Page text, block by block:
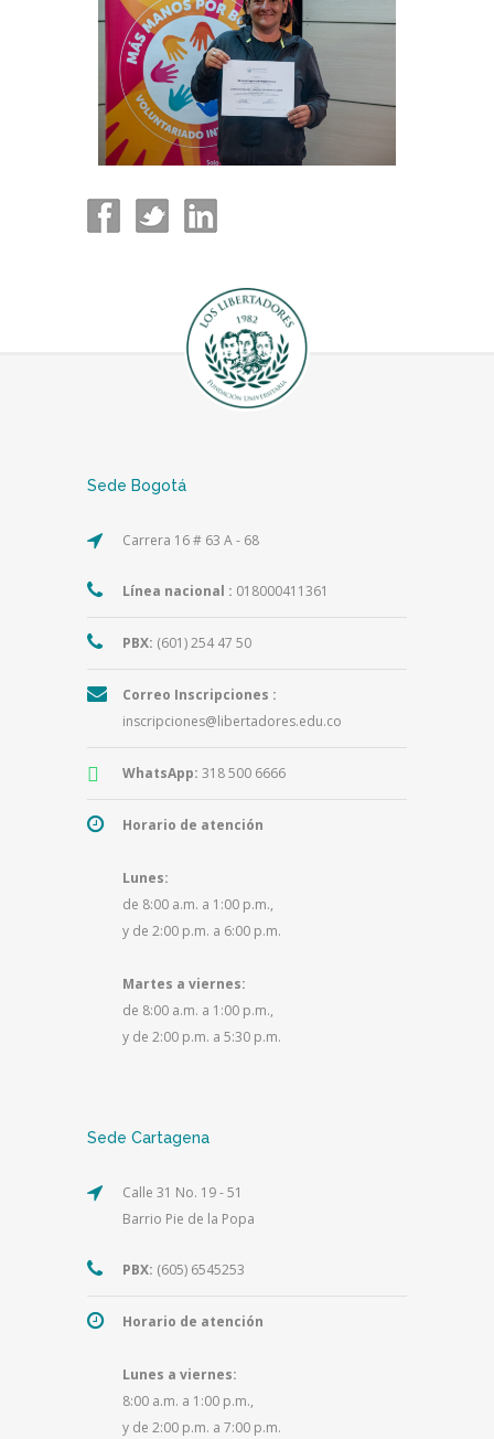
Sede Bogotá
Carrera 16 # 63 A - 68
Línea nacional : 018000411361
PBX: (601) 254 47 50
Correo Inscripciones :
inscripciones@libertadores.edu.co
WhatsApp: 318 500 6666
Horario de atención
Lunes:
de 8:00 a.m. a 1:00 p.m.,
y de 2:00 p.m. a 6:00 p.m.
Martes a viernes:
de 8:00 a.m. a 1:00 p.m.,
y de 2:00 p.m. a 5:30 p.m.
Sede Cartagena
Calle 31 No. 19 - 51
Barrio Pie de la Popa
PBX: (605) 6545253
Horario de atención
Lunes a viernes:
8:00 a.m. a 1:00 p.m.,
y de 2:00 p.m. a 7:00 p.m.